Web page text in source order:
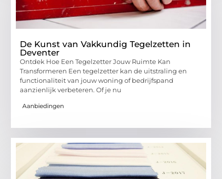
De Kunst van Vakkundig Tegelzetten in
Deventer
Ontdek Hoe Een Tegelzetter Jouw Ruimte Kan
Transformeren Een tegelzetter kan de uitstraling en
functionaliteit van jouw woning of bedrijfspand
aanzienlijk verbeteren. Of je nu
Aanbiedingen